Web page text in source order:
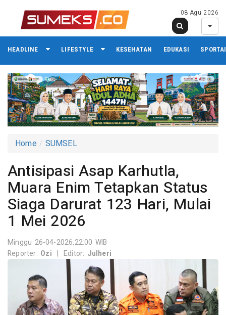
08 Agu 2026
HEADLINE LIFESTYLE KESEHATAN EDUKASI
Home SUMSEL
Antisipasi Asap Karhutla,
Muara Enim Tetapkan Status
Siaga Darurat 123 Hari, Mulai
1 Mei 2026
Minggu 26-04-2026,22:00 WIB
Reporter: Ozi | Editor: Julheri